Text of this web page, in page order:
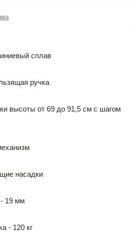
сплав
ручка
высоты от 69 до 91,5 см с шагом
насадки
- 19 мм
- 120 кг